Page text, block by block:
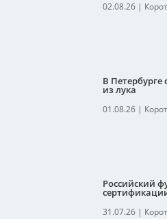
02.08.26|
В Петербурге
из лука
01.08.26|
Российский
31.07.26|